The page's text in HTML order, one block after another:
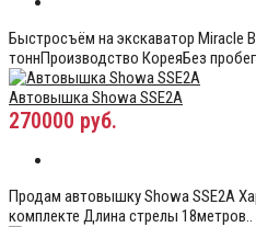
Быстросъём на экскаватор Miracle
тоннПроизводство КореяБез
Автовышка Showa SSE2A
270000 руб.
Продам автовышку Showa SSE2A
комплекте Длина стрелы 18метров..